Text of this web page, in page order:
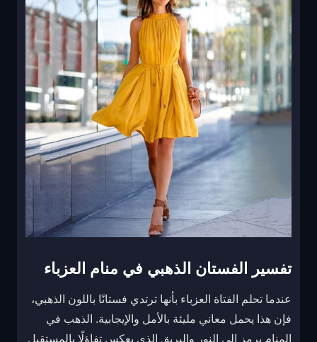
تفسير الفستان الذهبي في منام العزباء
عندما تحلم الفتاة العزباء بأنها ترتدي فستانًا باللون الذهبي،
فإن هذا يحمل معاني مليئة بالأمل والإيجابية. الذهب في
المنام يرمز إلى النور والبريق الذي يعكس تفاؤلًا بالمستقبل